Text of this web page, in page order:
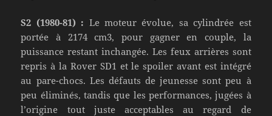
S2 (1980-81) : Le moteur évolue, sa cylindrée est
portée à 2174 cm3, pour gagner en couple, la
puissance restant inchangée. Les feux arrières sont
repris à la Rover SD1 et le spoiler avant est intégré
au pare-chocs. Les défauts de jeunesse sont peu à
peu éliminés, tandis que les performances, jugées à
l’origine tout juste acceptables au regard de